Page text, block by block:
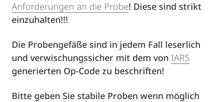
Anforderungen an die Probe! Diese sind strikt
einzuhalten!!!
Die Probengefäße sind in jedem Fall leserlich
und verwischungssicher mit dem von IARS
generierten Op-Code zu beschriften!
Bitte geben Sie stabile Proben wenn möglich